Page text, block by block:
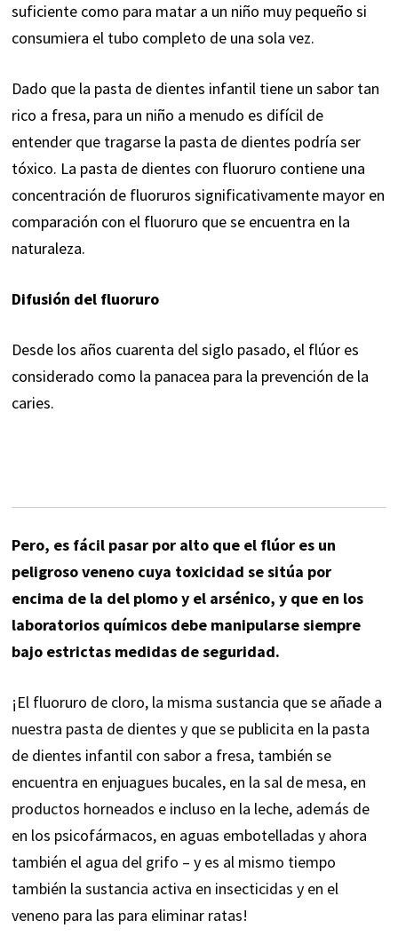
suficiente como para matar a un niño muy pequeño si
consumiera el tubo completo de una sola vez.
Dado que la pasta de dientes infantil tiene un sabor tan
rico a fresa, para un niño a menudo es difícil de
entender que tragarse la pasta de dientes podría ser
tóxico. La pasta de dientes con fluoruro contiene una
concentración de fluoruros significativamente mayor en
comparación con el fluoruro que se encuentra en la
naturaleza.
Difusión del fluoruro
Desde los años cuarenta del siglo pasado, el flúor es
considerado como la panacea para la prevención de la
caries.
Pero, es fácil pasar por alto que el flúor es un
peligroso veneno cuya toxicidad se sitúa por
encima de la del plomo y el arsénico, y que en los
laboratorios químicos debe manipularse siempre
bajo estrictas medidas de seguridad.
¡El fluoruro de cloro, la misma sustancia que se añade a
nuestra pasta de dientes y que se publicita en la pasta
de dientes infantil con sabor a fresa, también se
encuentra en enjuagues bucales, en la sal de mesa, en
productos horneados e incluso en la leche, además de
en los psicofármacos, en aguas embotelladas y ahora
también el agua del grifo – y es al mismo tiempo
también la sustancia activa en insecticidas y en el
veneno para las para eliminar ratas!